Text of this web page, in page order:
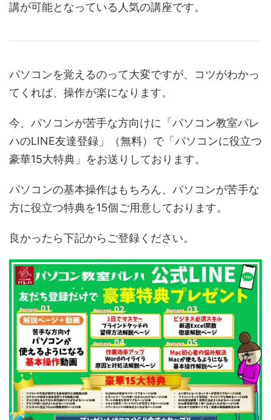
講が可能となっている人気の講座です。
パソコンを覚えるのって大変ですが、コツがわかっ
てくれば、操作が楽になります。
今、パソコンが苦手な方向けに「パソコン教室パレ
ハのLINE友達登録」（無料）で「パソコンに役立つ
豪華15大特典」をお送りしております。
パソコンの基本操作はもちろん、パソコンが苦手な
方に役立つ特典を15個ご用意しております。
良かったら下記からご登録ください。